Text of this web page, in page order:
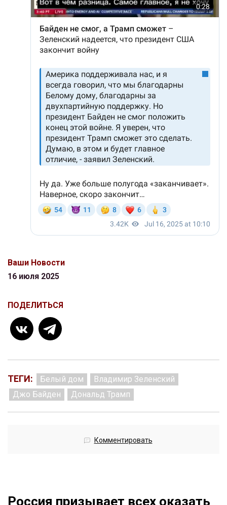
Ваши Новости
16 июля 2025
ПОДЕЛИТЬСЯ
ТЕГИ: Белый дом
Владимир Зеленский
Джо Байден
Дональд Трамп
Комментировать
Россия призывает всех оказать